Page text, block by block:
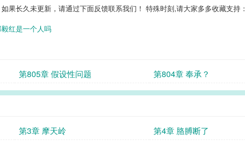
果长久未更新，请通过下面反馈联系我们！ 特殊时刻,请大家多多收藏支持：
红是一个人吗
第805章 假设性问题 第804章 奉承？
第3章 摩天岭
第4章 胳膊断了